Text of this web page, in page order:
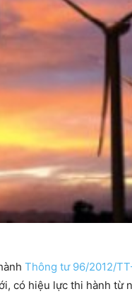
Thông tư 96/2012/
có hiệu lực thi hành từ